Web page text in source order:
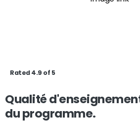
Rated 4.9 of 5
Qualité
du programme.